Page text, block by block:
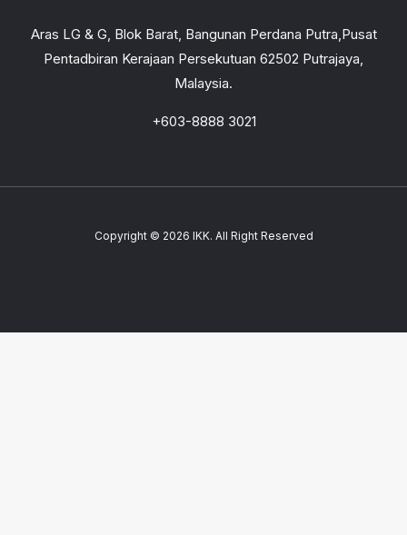
Aras LG & G, Blok Barat, Bangunan Perdana Putra,Pusat
Pentadbiran Kerajaan Persekutuan 62502 Putrajaya,
Malaysia.
+603-8888 3021
Copyright © 2026 IKK. All Right Reserved